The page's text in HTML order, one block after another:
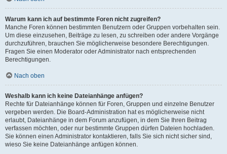
Warum kann ich auf bestimmte Foren nicht zugreifen?
Manche Foren können bestimmten Benutzern oder Gruppen vorbehalten sein.
Um diese einzusehen, Beiträge zu lesen, zu schreiben oder andere Vorgänge
durchzuführen, brauchen Sie möglicherweise besondere Berechtigungen.
Fragen Sie einen Moderator oder Administrator nach entsprechenden
Berechtigungen.
Nach oben
Weshalb kann ich keine Dateianhänge anfügen?
Rechte für Dateianhänge können für Foren, Gruppen und einzelne Benutzer
vergeben werden. Die Board-Administration hat es möglicherweise nicht
erlaubt, Dateianhänge in dem Forum anzufügen, in dem Sie Ihren Beitrag
verfassen möchten, oder nur bestimmte Gruppen dürfen Dateien hochladen.
Sie können einen Administrator kontaktieren, falls Sie sich nicht sicher sind,
wieso Sie keine Dateianhänge anfügen können.